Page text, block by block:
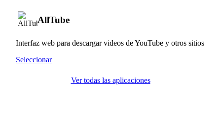
AllTube
Interfaz web para descargar videos de YouTube y otros sitios
Seleccionar
Ver todas las aplicaciones